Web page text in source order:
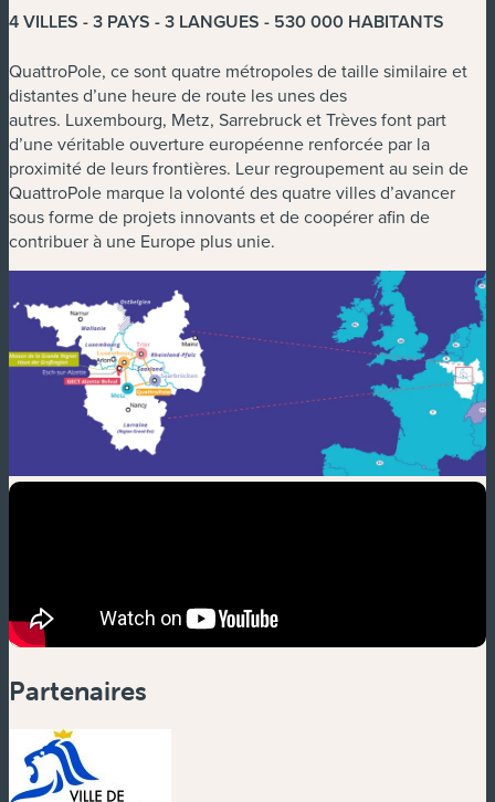
4 VILLES - 3 PAYS - 3 LANGUES - 530 000 HABITANTS
QuattroPole, ce sont quatre métropoles de taille similaire et
distantes d’une heure de route les unes des
autres. Luxembourg, Metz, Sarrebruck et Trèves font part
d’une véritable ouverture européenne renforcée par la
proximité de leurs frontières. Leur regroupement au sein de
QuattroPole marque la volonté des quatre villes d’avancer
sous forme de projets innovants et de coopérer afin de
contribuer à une Europe plus unie.
Partenaires